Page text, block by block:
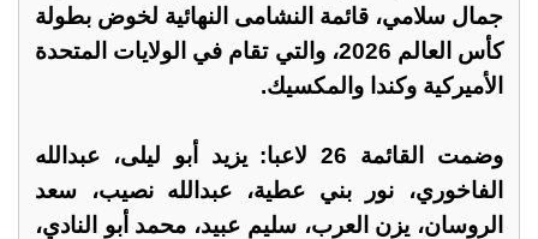
جمال سلامي، قائمة النشامى النهائية لخوض بطولة
كأس العالم 2026، والتي تقام في الولايات المتحدة
الأميركية وكندا والمكسيك.
وضمت القائمة 26 لاعبا: يزيد أبو ليلى، عبدالله
الفاخوري، نور بني عطية، عبدالله نصيب، سعد
الروسان، يزن العرب، سليم عبيد، محمد أبو النادي،